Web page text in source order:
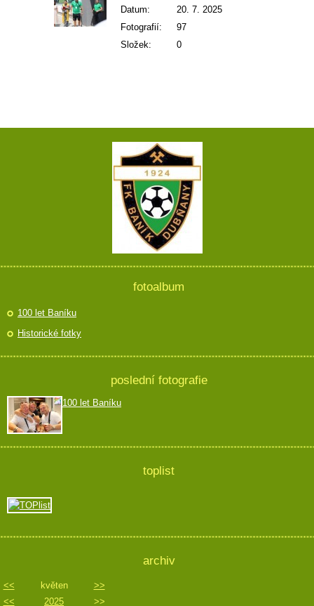
Datum:
20. 7. 2025
Fotografií:
97
Složek:
0
fotoalbum
100 let Baníku
Historické fotky
poslední fotografie
100 let Baníku
toplist
archiv
<< květen
>>
<<
2025 >>